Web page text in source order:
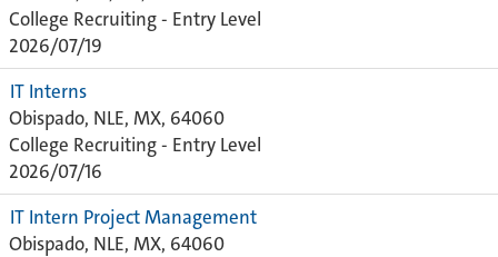
College Recruiting - Entry Level
2026/07/19
IT Interns
Obispado, NLE, MX, 64060
College Recruiting - Entry Level
2026/07/16
IT Intern Project Management
Obispado, NLE, MX, 64060